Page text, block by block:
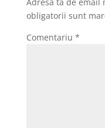
obligatorii sunt
Comentariu *